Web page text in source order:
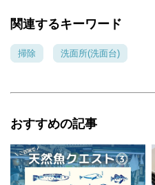
関連するキーワード
掃除 洗面所(洗面台)
おすすめの記事